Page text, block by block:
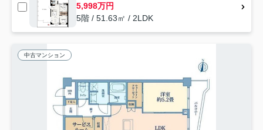
5,998万円
5階 / 51.63㎡ / 2LDK
中古マンション